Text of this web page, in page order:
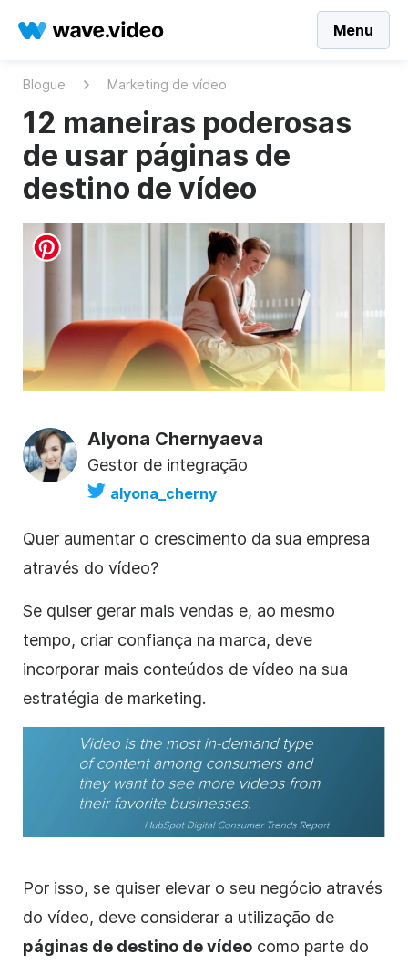
Menu
Blogue Marketing de vídeo
12 maneiras poderosas
de usar páginas de
destino de vídeo
Alyona Chernyaeva
Gestor de integração
alyona_cherny
Quer aumentar o crescimento da sua empresa
através do vídeo?
Se quiser gerar mais vendas e, ao mesmo
tempo, criar confiança na marca, deve
incorporar mais conteúdos de vídeo na sua
estratégia de marketing.
Por isso, se quiser elevar o seu negócio através
do vídeo, deve considerar a utilização de
páginas de destino de vídeo como parte do